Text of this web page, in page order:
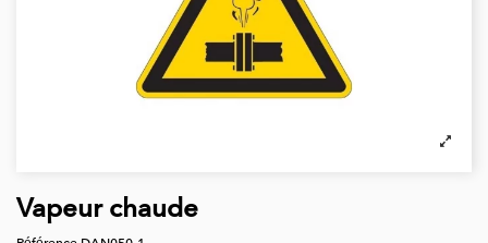
Vapeur chaude